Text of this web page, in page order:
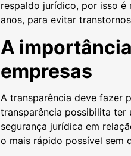
respaldo jurídico, por isso é
anos, para evitar
A
empresas
A transparência deve fazer
transparência possibilita ter
segurança jurídica em
o mais rápido possível sem